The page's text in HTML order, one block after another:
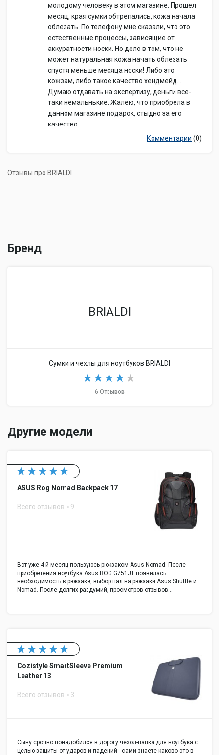
молодому человеку в этом магазине. Прошел
месяц, края сумки обтрепались, кожа начала
облезать. По телефону мне сказали, что это
естественные процессы, зависящие от
аккуратности носки. Но дело в том, что не
может натуральная кожа начать облезать
спустя меньше месяца носки! Либо это
кожзам, либо такое качество хендмейд...
Думаю отдавать на экспертизу, деньги все-
таки немальнькие. Жалею, что приобрела в
данном магазине подарок, стыдно за его
качество.
Комментарии (0)
Отзывы про BRIALDI
Бренд
BRIALDI
Сумки и чехлы для ноутбуков BRIALDI
6 Отзывов
Другие модели
ASUS Rog Nomad Backpack 17
Всего отзывов 9
Вот уже 4-й месяц пользуюсь рюкзаком Asus Nomad. После
приобретения ноутбука Asus ROG G751JT появилась
необходимость в рюкзаке, выбор пал на рюкзаки Asus Shuttle и
Nomad. После долгих раздумий, просмотров отзывов…
Cozistyle SmartSleeve Premium
Leather 13
Всего отзывов 3
Сыну срочно понадобился в дорогу чехол-папка для ноутбука с
целью защиты от ударов и падений - сами знаете каково это в